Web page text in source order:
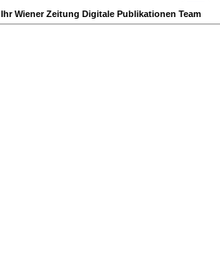
Ihr Wiener Zeitung Digitale Publikationen Team